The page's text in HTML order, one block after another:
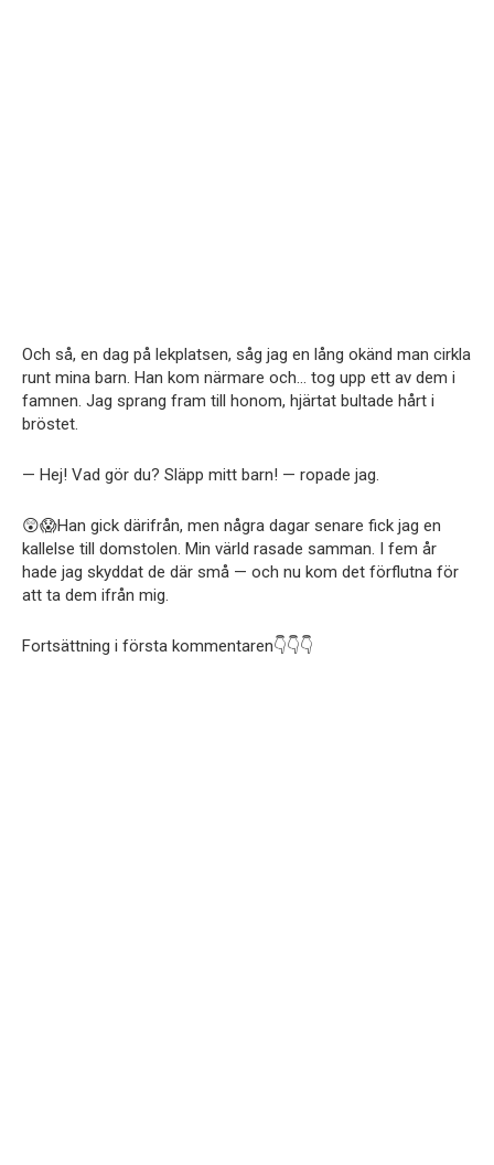
Och så, en dag på lekplatsen, såg jag en lång okänd man cirkla
runt mina barn. Han kom närmare och… tog upp ett av dem i
famnen. Jag sprang fram till honom, hjärtat bultade hårt i
bröstet.
— Hej! Vad gör du? Släpp mitt barn! — ropade jag.
😲😱Han gick därifrån, men några dagar senare fick jag en
kallelse till domstolen. Min värld rasade samman. I fem år
hade jag skyddat de där små — och nu kom det förflutna för
att ta dem ifrån mig.
Fortsättning i första kommentaren👇👇👇